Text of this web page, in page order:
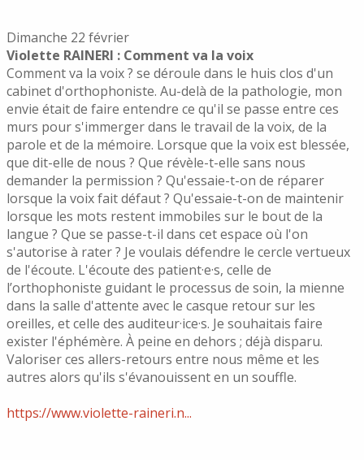
Dimanche 22 février
Violette RAINERI : Comment va la voix
Comment va la voix ? se déroule dans le huis clos d'un
cabinet d'orthophoniste. Au-delà de la pathologie, mon
envie était de faire entendre ce qu'il se passe entre ces
murs pour s'immerger dans le travail de la voix, de la
parole et de la mémoire. Lorsque que la voix est blessée,
que dit-elle de nous ? Que révèle-t-elle sans nous
demander la permission ? Qu'essaie-t-on de réparer
lorsque la voix fait défaut ? Qu'essaie-t-on de maintenir
lorsque les mots restent immobiles sur le bout de la
langue ? Que se passe-t-il dans cet espace où l'on
s'autorise à rater ? Je voulais défendre le cercle vertueux
de l'écoute. L'écoute des patient·e·s, celle de
l’orthophoniste guidant le processus de soin, la mienne
dans la salle d'attente avec le casque retour sur les
oreilles, et celle des auditeur·ice·s. Je souhaitais faire
exister l'éphémère. À peine en dehors ; déjà disparu.
Valoriser ces allers-retours entre nous même et les
autres alors qu'ils s'évanouissent en un souffle.
https://www.violette-raineri.n...